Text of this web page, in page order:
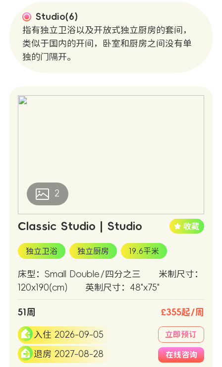
Studio(6)
指有独立卫浴以及开放式独立厨房的套间，
类似于国内的开间，卧室和厨房之间没有单
独的门隔开。
2
Classic Studio | Studio
独立卫浴 独立厨房 19.6平米
床型：Small Double/四分之三
米制尺寸：
120x190(cm)
英制尺寸：48"x75"
51周 £355起/周
入住 2026-09-05
退房 2027-08-28
立即预订
在线咨询